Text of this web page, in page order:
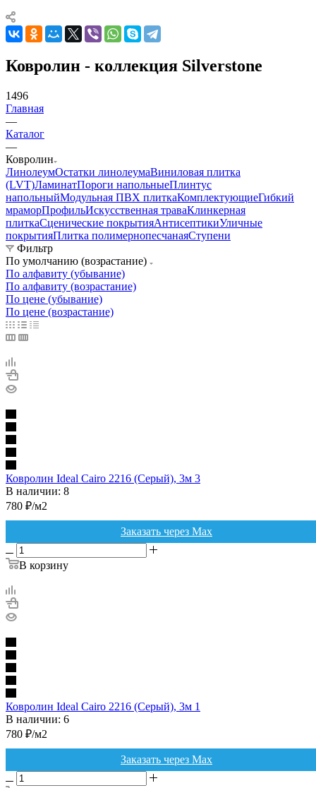
Ковролин - коллекция Silverstonе
1496
Главная
—
Каталог
—
Ковролин
ЛинолеумОстатки линолеумаВиниловая плитка
(LVT)ЛаминатПороги напольныеПлинтус
напольныйМодульная ПВХ плиткаКомплектующиеГибкий
мраморПрофильИскусственная траваКлинкерная
плиткаСценические покрытияАнтисептикиУличные
покрытияПлитка полимернопесчанаяСтупени
Фильтр
По умолчанию (возрастание)
По алфавиту (убывание)
По алфавиту (возрастание)
По цене (убывание)
По цене (возрастание)
Ковролин Ideal Cairo 2216 (Серый), 3м 3
В наличии: 8
780 ₽/м2
Заказать через Max
В корзину
Ковролин Ideal Cairo 2216 (Серый), 3м 1
В наличии: 6
780 ₽/м2
Заказать через Max